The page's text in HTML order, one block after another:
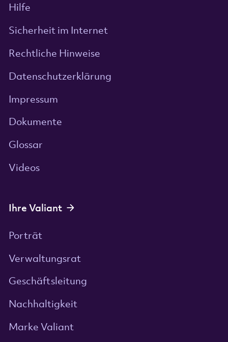
Hilfe
Sicherheit im Internet
Rechtliche Hinweise
Datenschutzerklärung
Impressum
Dokumente
Glossar
Videos
Ihre Valiant
Porträt
Verwaltungsrat
Geschäftsleitung
Nachhaltigkeit
Marke Valiant